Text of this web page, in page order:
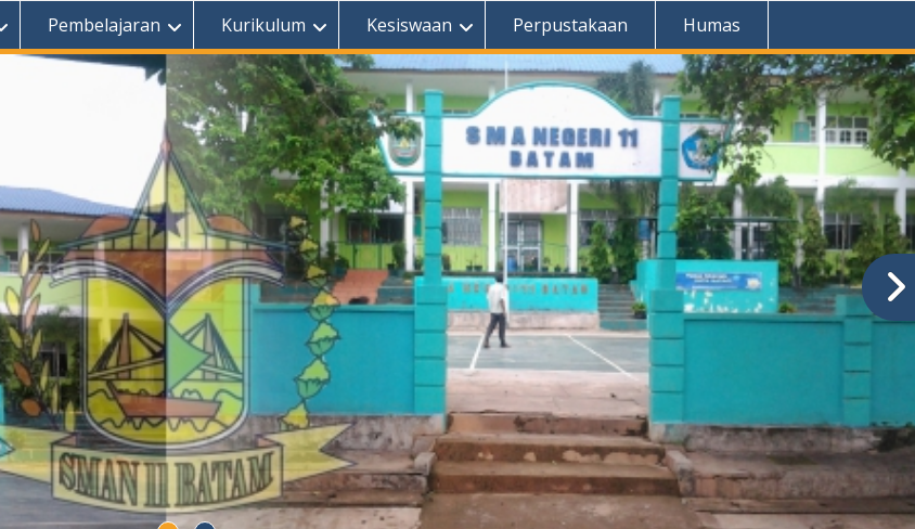
Pembelajaran Kurikulum Kesiswaan Perpustakaan Humas